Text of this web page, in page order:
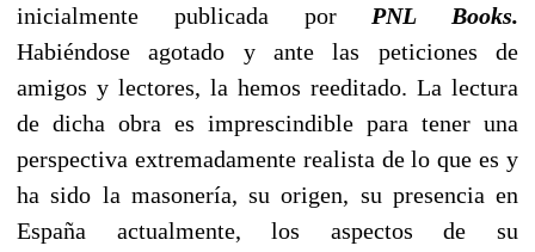
inicialmente publicada por PNL Books.
Habiéndose agotado y ante las peticiones de
amigos y lectores, la hemos reeditado. La lectura
de dicha obra es imprescindible para tener una
perspectiva extremadamente realista de lo que es y
ha sido la masonería, su origen, su presencia en
España actualmente, los aspectos de su